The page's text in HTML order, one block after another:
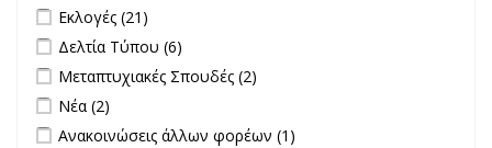
Apply Εκλογές filter
Εκλογές (21)
Apply Δελτία Τύπου filter
Δελτία Τύπου (6)
Apply Μεταπτυχιακές Σπουδές filter
Μεταπτυχιακές Σπουδές (2)
Apply Νέα filter
Νέα (2)
Apply Ανακοινώσεις άλλων φορέων filter
Ανακοινώσεις άλλων φορέων (1)